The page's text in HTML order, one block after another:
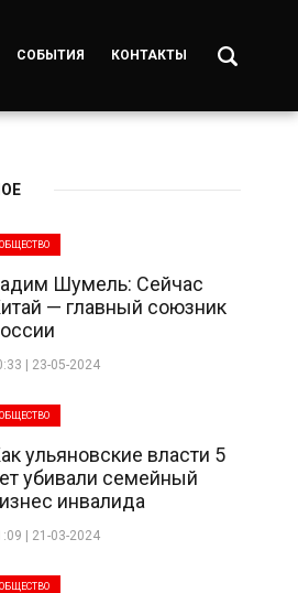
СОБЫТИЯ КОНТАКТЫ
ОБЩЕСТВО
Шумель: Сейчас
— главный союзник
| 23-05-2024
ОБЩЕСТВО
ульяновские власти 5
убивали семейный
инвалида
| 21-03-2024
ОБЩЕСТВО